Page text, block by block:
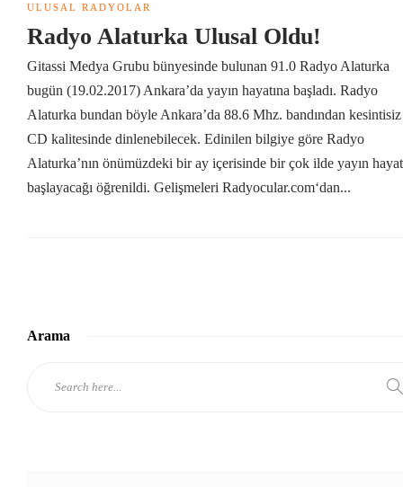
ULUSAL RADYOLAR
Radyo Alaturka Ulusal Oldu!
Gitassi Medya Grubu bünyesinde bulunan 91.0 Radyo Alaturka
bugün (19.02.2017) Ankara’da yayın hayatına başladı. Radyo
Alaturka bundan böyle Ankara’da 88.6 Mhz. bandından
CD kalitesinde dinlenebilecek. Edinilen bilgiye göre Radyo
Alaturka’nın önümüzdeki bir ay içerisinde bir çok ilde yayın
başlayacağı öğrenildi. Gelişmeleri Radyocular.com‘dan...
Arama